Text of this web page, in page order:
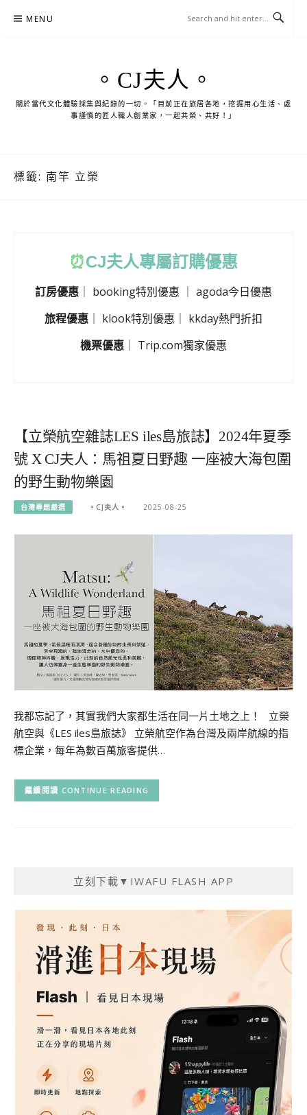
MENU
。CJ夫人。
關於當代文化體驗採集與紀錄的一切。「目前正在旅居各地，挖掘用心生活、處
事謹慎的匠人職人創業家，一起共榮、共好！」
標籤: 南竿 立榮
⏰CJ夫人專屬訂購優惠
訂房優惠 booking特別優惠
agoda今日優惠
旅程優惠
klook特別優惠
kkday熱門折扣
機票優惠
Trip.com獨家優惠
【立榮航空雜誌LES iles島旅誌】2024年夏季
號 X CJ夫人：馬祖夏日野趣 一座被大海包圍
的野生動物樂園
台灣專題嚴選 。CJ夫人。 2025-08-25
我都忘記了，其實我們大家都生活在同一片土地之上！ 立榮
航空與《LES iles島旅誌》 立榮航空作為台灣及兩岸航線的指
標企業，每年為數百萬旅客提供…
CONTINUE READING
立刻下載▼IWAFU FLASH APP